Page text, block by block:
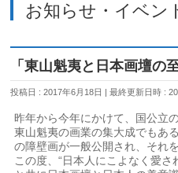
お知らせ・イベン
「東山魁夷と日本画壇の
投稿日 : 2017年6月18日 最終更新日時 :
昨年から今年にかけて、国公立
東山魁夷の画業の集大成でもあ
の障壁画が一般公開され、それ
この度、“日本人にこよなく愛さ